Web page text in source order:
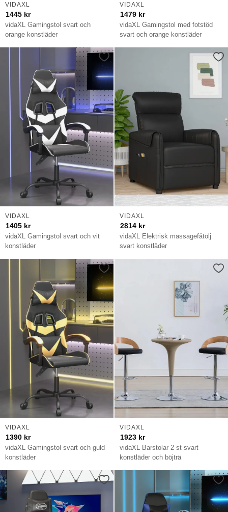
vidaXL Gamingstol svart och
orange konstläder
VIDAXL
1445 kr
vidaXL Gamingstol med fotstöd
svart och orange konstläder
VIDAXL
1479 kr
vidaXL Gamingstol svart och vit
konstläder
VIDAXL
1405 kr
vidaXL Elektrisk massagefåtölj
svart konstläder
VIDAXL
2814 kr
vidaXL Gamingstol svart och guld
konstläder
VIDAXL
1390 kr
vidaXL Barstolar 2 st svart
konstläder och böjträ
VIDAXL
1923 kr